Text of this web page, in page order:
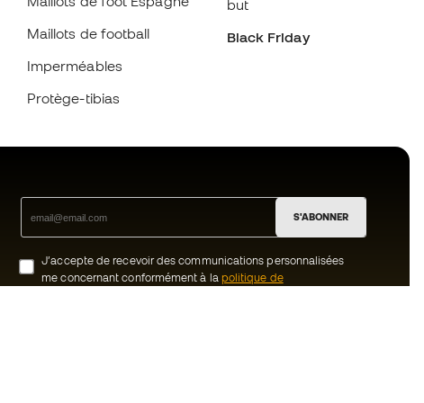
Maillots de football
Imperméables
Protège-tibias
but
Black Friday
S'ABONNER
J’accepte de recevoir des communications personnalisées
me concernant conformément à la politique de